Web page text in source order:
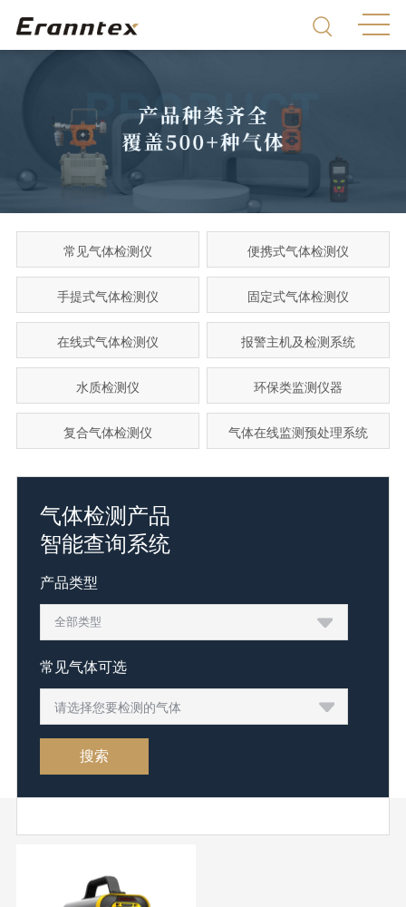
常见气体检测仪 便携式气体检测仪
手提式气体检测仪 固定式气体检测仪
在线式气体检测仪 报警主机及检测系统
水质检测仪 环保类监测仪器
复合气体检测仪 气体在线监测预处理系统
气体检测产品
智能查询系统
产品类型
常见气体可选
请选择您要检测的气体
搜索